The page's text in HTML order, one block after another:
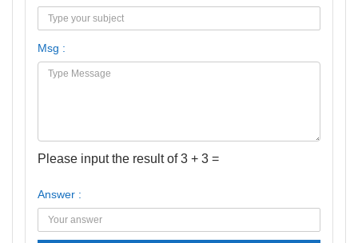
Msg :
Please input the result of 3 + 3 =
Answer :